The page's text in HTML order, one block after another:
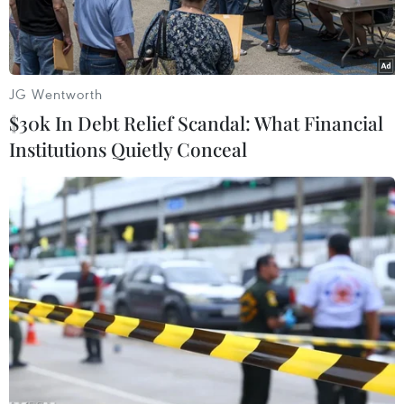
trúng khí độc phải nhập viện.
Phiến quân thuộc nhóm IS. (Nguồn: AFP/TTXVN)
Theo Đài Tiếng nói nước Nga, kênh truyền hình
JG Wentworth
$30k In Debt Relief Scandal: What Financial
Institutions Quietly Conceal